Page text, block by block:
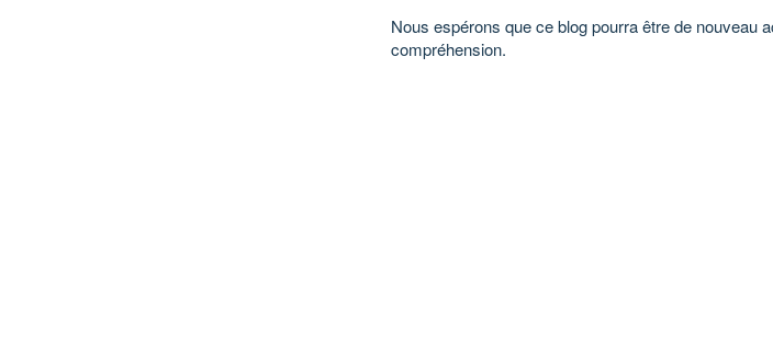
Nous espérons que ce blog pourra être de nouveau
compréhension.